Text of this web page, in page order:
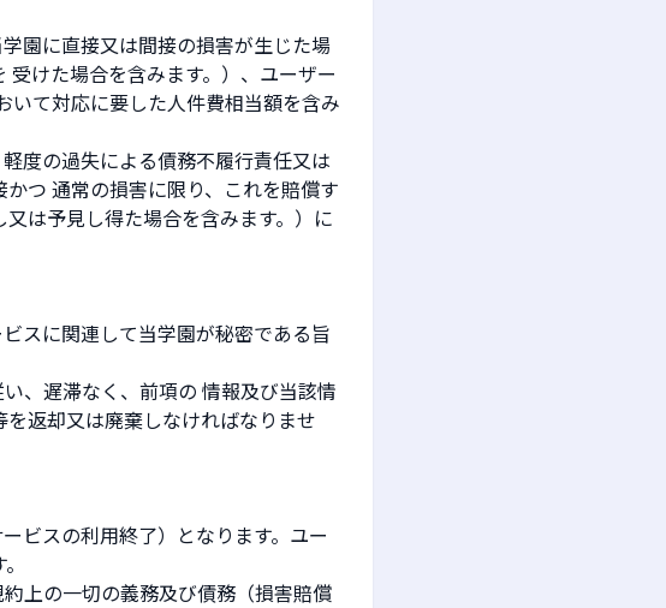
園に直接又は間接の損害が生じた場
けた場合を含みます。）、ユーザー
いて対応に要した人件費相当額を含み
度の過失による債務不履行責任又は
つ 通常の損害に限り、これを賠償す
は予見し得た場合を含みます。）に
スに関連して当学園が秘密である旨
、遅滞なく、前項の 情報及び当該情
返却又は廃棄しなければなりませ
ビスの利用終了）となります。ユー
上の一切の義務及び債務（損害賠償